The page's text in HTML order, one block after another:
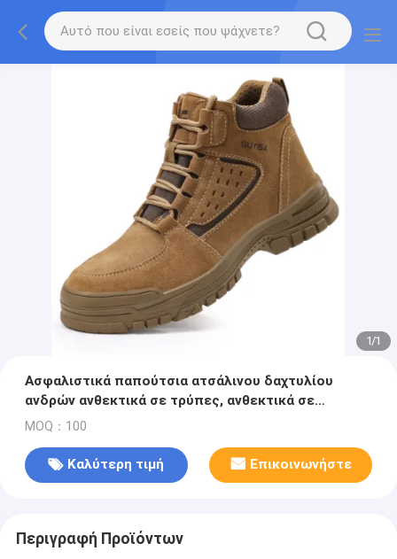
1/1
Ασφαλιστικά παπούτσια ατσάλινου δαχτυλίου
ανδρών ανθεκτικά σε τρύπες, ανθεκτικά σε
συντριβές, αναπνευστικά, μη ολισθητά, άνετα, για
MOQ：100
Καλύτερη τιμή Επικοινωνήστε
Περιγραφή Προϊόντων